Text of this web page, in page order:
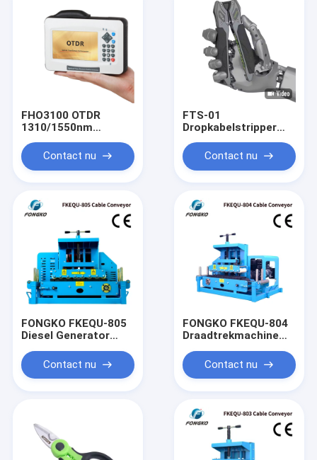
FHO3100 OTDR
1310/1550nm
Glasvezel OTDR
Touch Screen VFL
OLS OPM Event Map
Contact nu
FTS-01
Dropkabelstripper
Platte kabelstripper
Glasvezelstripper
Contact nu
FONGKO FKEQU-805
Diesel Generator
4~20m/min Benzine
Generator 1-18cm
Contact nu
FONGKO FKEQU-804
Draadtrekmachine
Generator 1-18cm
Kabeltransporteur
Contact nu